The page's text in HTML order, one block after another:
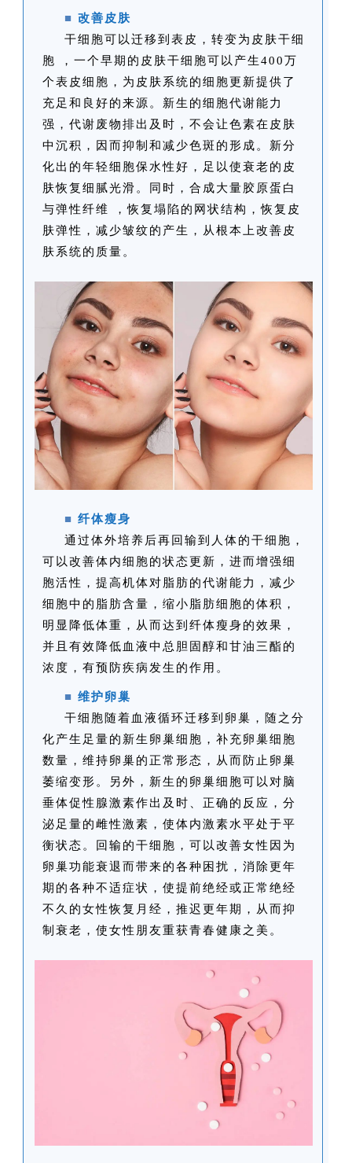
■ 改善皮肤
干细胞可以迁移到表皮，转变为皮肤干细
胞 ，一个早期的皮肤干细胞可以产生400万
个表皮细胞，为皮肤系统的细胞更新提供了
充足和良好的来源。新生的细胞代谢能力
强，代谢废物排出及时，不会让色素在皮肤
中沉积，因而抑制和减少色斑的形成。新分
化出的年轻细胞保水性好，足以使衰老的皮
肤恢复细腻光滑。同时，合成大量胶原蛋白
与弹性纤维 ，恢复塌陷的网状结构，恢复皮
肤弹性，减少皱纹的产生，从根本上改善皮
肤系统的质量。
■ 纤体瘦身
通过体外培养后再回输到人体的干细胞，
可以改善体内细胞的状态更新，进而增强细
胞活性，提高机体对脂肪的代谢能力，减少
细胞中的脂肪含量，缩小脂肪细胞的体积，
明显降低体重，从而达到纤体瘦身的效果，
并且有效降低血液中总胆固醇和甘油三酯的
浓度，有预防疾病发生的作用。
■ 维护卵巢
干细胞随着血液循环迁移到卵巢，随之分
化产生足量的新生卵巢细胞，补充卵巢细胞
数量，维持卵巢的正常形态，从而防止卵巢
萎缩变形。另外，新生的卵巢细胞可以对脑
垂体促性腺激素作出及时、正确的反应，分
泌足量的雌性激素，使体内激素水平处于平
衡状态。回输的干细胞，可以改善女性因为
卵巢功能衰退而带来的各种困扰，消除更年
期的各种不适症状，使提前绝经或正常绝经
不久的女性恢复月经，推迟更年期，从而抑
制衰老，使女性朋友重获青春健康之美。